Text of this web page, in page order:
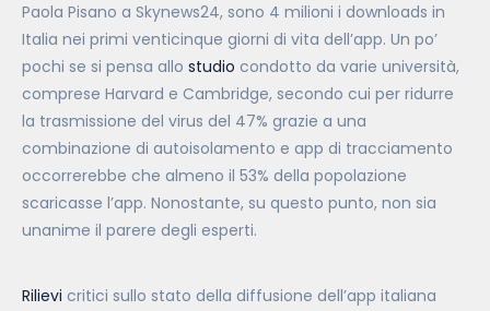
Paola Pisano a Skynews24, sono 4 milioni i downloads in
Italia nei primi venticinque giorni di vita dell’app. Un po’
pochi se si pensa allo studio condotto da varie università,
comprese Harvard e Cambridge, secondo cui per ridurre
la trasmissione del virus del 47% grazie a una
combinazione di autoisolamento e app di tracciamento
occorrerebbe che almeno il 53% della popolazione
scaricasse l’app. Nonostante, su questo punto, non sia
unanime il parere degli esperti.
Rilievi critici sullo stato della diffusione dell’app italiana